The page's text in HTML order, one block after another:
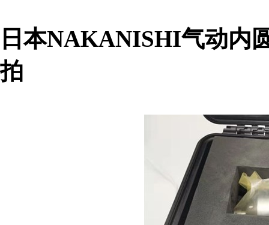
日本NAKANISHI气动内
拍